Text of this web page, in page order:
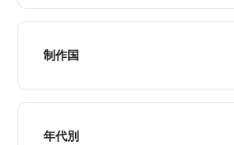
制作国
年代別